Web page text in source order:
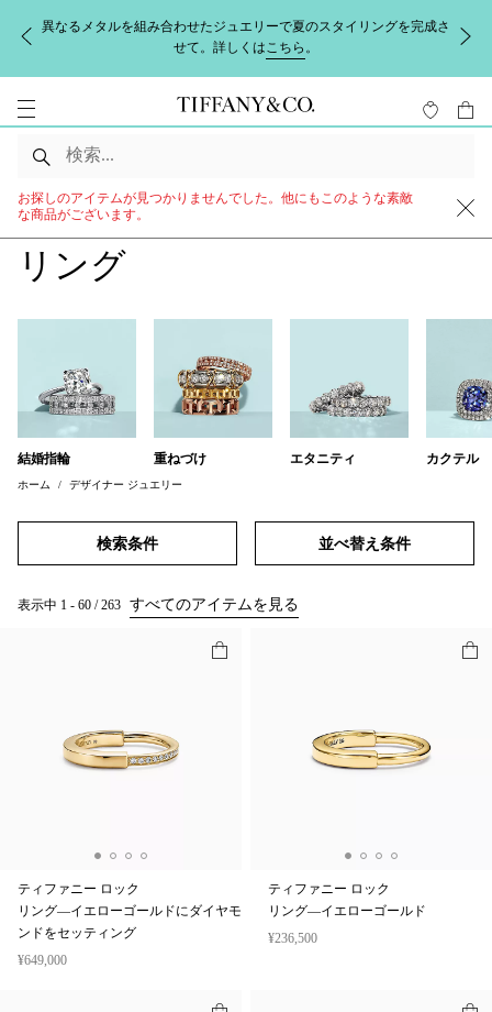
異なるメタルを組み合わせたジュエリーで夏のスタイリングを完成さ
せて。詳しくはこちら 。
お探しのアイテムが見つかりませんでした。他にもこのような素敵
な商品がございます。
リング
結婚指輪 重ねづけ エタニティ カクテル
ホーム デザイナー ジュエリー
検索条件 並べ替え条件
表示中 1 - 60 / 263 すべてのアイテムを見る
ティファニー ロック
リング—イエローゴールドにダイヤモ
ンドをセッティング
¥649,000
ティファニー ロック
リング—イエローゴールド
¥236,500